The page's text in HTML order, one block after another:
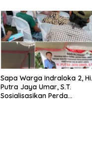
Sapa Warga Indraloka 2, Hi.
Putra Jaya Umar, S.T.
Sosialisasikan Perda